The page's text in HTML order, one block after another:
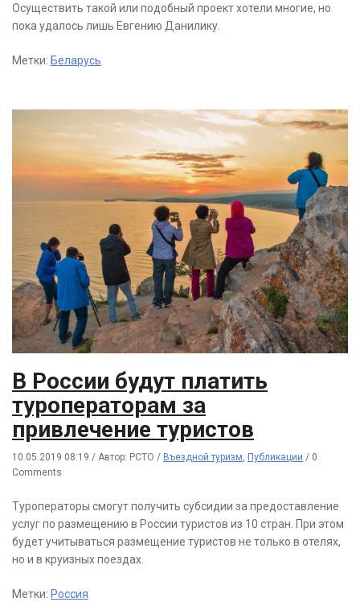
Осуществить такой или подобный проект хотели многие, но
пока удалось лишь Евгению Данилику.
Метки: Беларусь
В России будут платить
туроператорам за
привлечение туристов
10.05.2019 08:19 / Автор: РСТО / Въездной туризм Публикации / 0
Comments
Туроператоры смогут получить субсидии за предоставление
услуг по размещению в России туристов из 10 стран. При этом
будет учитываться размещение туристов не только в отелях,
но и в круизных поездах.
Метки: Россия